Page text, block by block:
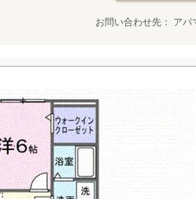
お問い合わせ先 アパ